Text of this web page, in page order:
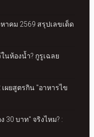
าคม 2569 สรุปเลขเด็ด
นห้องน้ำ? กูรูเฉลย
ผยสูตรกิน "อาหารไข
30 บาท" จริงไหม? :